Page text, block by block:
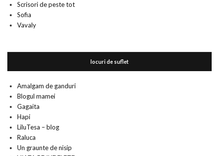
Scrisori de peste tot
Sofia
Vavaly
locuri de suflet
Amalgam de ganduri
Blogul mamei
Gagaita
Hapi
LiluTesa – blog
Raluca
Un graunte de nisip